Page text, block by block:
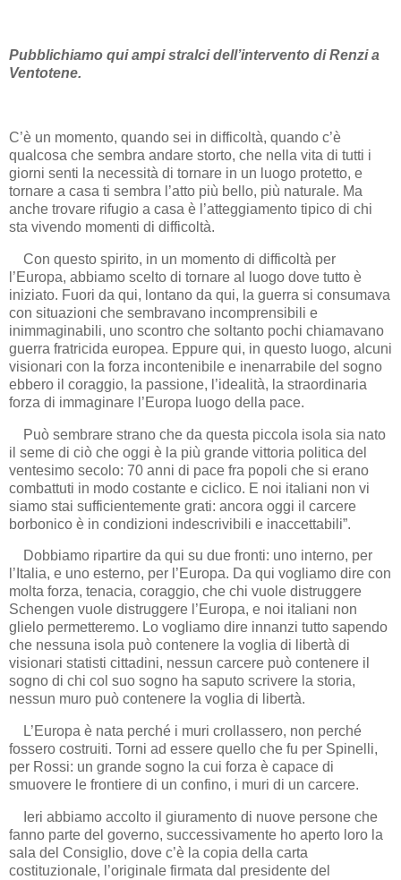
Pubblichiamo qui ampi stralci dell’intervento di Renzi a
Ventotene.
C’è un momento, quando sei in difficoltà, quando c’è
qualcosa che sembra andare storto, che nella vita di tutti i
giorni senti la necessità di tornare in un luogo protetto, e
tornare a casa ti sembra l’atto più bello, più naturale. Ma
anche trovare rifugio a casa è l’atteggiamento tipico di chi
sta vivendo momenti di difficoltà.
Con questo spirito, in un momento di difficoltà per
l’Europa, abbiamo scelto di tornare al luogo dove tutto è
iniziato. Fuori da qui, lontano da qui, la guerra si consumava
con situazioni che sembravano incomprensibili e
inimmaginabili, uno scontro che soltanto pochi chiamavano
guerra fratricida europea. Eppure qui, in questo luogo, alcuni
visionari con la forza incontenibile e inenarrabile del sogno
ebbero il coraggio, la passione, l’idealità, la straordinaria
forza di immaginare l’Europa luogo della pace.
Può sembrare strano che da questa piccola isola sia nato
il seme di ciò che oggi è la più grande vittoria politica del
ventesimo secolo: 70 anni di pace fra popoli che si erano
combattuti in modo costante e ciclico. E noi italiani non vi
siamo stai sufficientemente grati: ancora oggi il carcere
borbonico è in condizioni indescrivibili e inaccettabili”.
Dobbiamo ripartire da qui su due fronti: uno interno, per
l’Italia, e uno esterno, per l’Europa. Da qui vogliamo dire con
molta forza, tenacia, coraggio, che chi vuole distruggere
Schengen vuole distruggere l’Europa, e noi italiani non
glielo permetteremo. Lo vogliamo dire innanzi tutto sapendo
che nessuna isola può contenere la voglia di libertà di
visionari statisti cittadini, nessun carcere può contenere il
sogno di chi col suo sogno ha saputo scrivere la storia,
nessun muro può contenere la voglia di libertà.
L’Europa è nata perché i muri crollassero, non perché
fossero costruiti. Torni ad essere quello che fu per Spinelli,
per Rossi: un grande sogno la cui forza è capace di
smuovere le frontiere di un confino, i muri di un carcere.
Ieri abbiamo accolto il giuramento di nuove persone che
fanno parte del governo, successivamente ho aperto loro la
sala del Consiglio, dove c’è la copia della carta
costituzionale, l’originale firmata dal presidente del